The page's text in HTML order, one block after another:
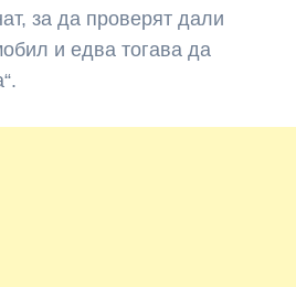
за да проверят дали
и едва тогава да